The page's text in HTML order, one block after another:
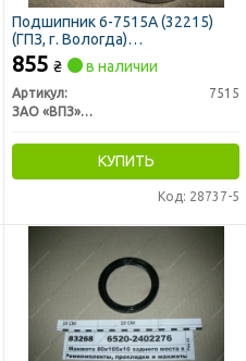
Подшипник 6-7515А (32215)
(ГПЗ, г. Вологда)
внутр.зад.ступ.ГАЗ, дифф. МАЗ
855 ₴ в наличии
Артикул:
7515
ЗАО «ВПЗ» Вологодский подшипниковый завод
КУПИТЬ
Код: 28737-5